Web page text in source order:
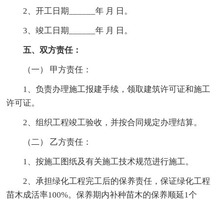
2、开工日期______年 月 日。
3、竣工日期______年 月 日。
五、双方责任：
（一） 甲方责任：
1、负责办理施工报建手续，领取建筑许可证和施工
许可证。
2、组织工程竣工验收，并按合同规定办理结算。
（二） 乙方责任：
1、按施工图纸及有关施工技术规范进行施工。
2、承担绿化工程完工后的保养责任，保证绿化工程
苗木成活率100%。保养期内补种苗木的保养顺延1个